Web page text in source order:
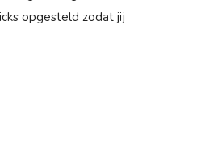
opgesteld zodat jij